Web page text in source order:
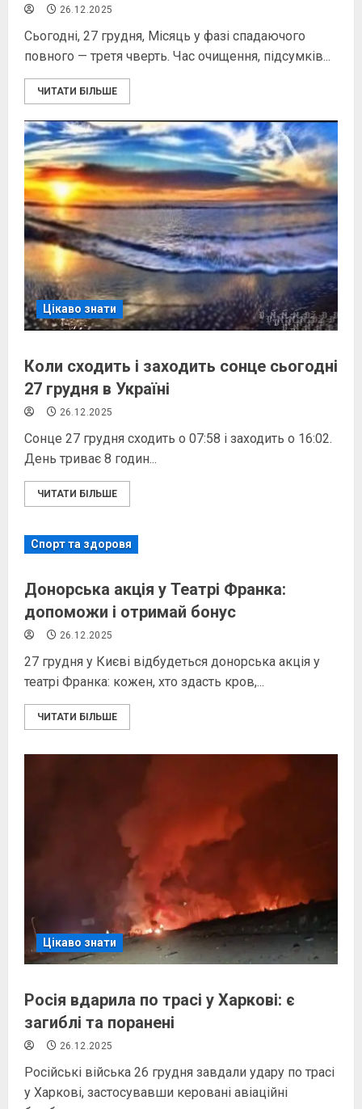
26.12.2025
Сьогодні, 27 грудня, Місяць у фазі спадаючого
повного — третя чверть. Час очищення, підсумків...
ЧИТАТИ БІЛЬШЕ
Цікаво знати
Коли сходить і заходить сонце сьогодні
27 грудня в Україні
26.12.2025
Сонце 27 грудня сходить о 07:58 і заходить о 16:02.
День триває 8 годин...
ЧИТАТИ БІЛЬШЕ
Спорт та здоровя
Донорська акція у Театрі Франка:
допоможи і отримай бонус
26.12.2025
27 грудня у Києві відбудеться донорська акція у
театрі Франка: кожен, хто здасть кров,...
ЧИТАТИ БІЛЬШЕ
Цікаво знати
Росія вдарила по трасі у Харкові: є
загиблі та поранені
26.12.2025
Російські війська 26 грудня завдали удару по трасі
у Харкові, застосувавши керовані авіаційні